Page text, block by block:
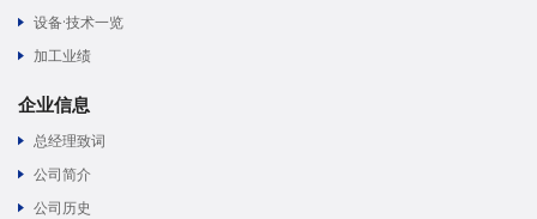
设备·技术一览
加工业绩
企业信息
总经理致词
公司简介
公司历史